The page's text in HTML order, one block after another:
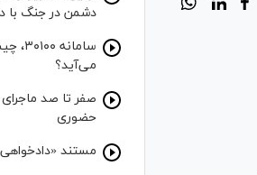
دشمن در جنگ با
می‌آید؟
صفر تا صد ماجرای
حضوری
مستند